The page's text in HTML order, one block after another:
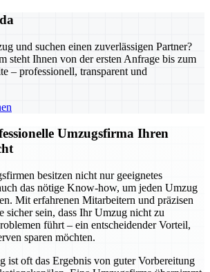
und suchen einen zuverlässigen Partner?
steht Ihnen von der ersten Anfrage bis zum
– professionell, transparent und
Umzugsfirma Ihren
besitzen nicht nur geeignetes
das nötige Know-how, um jeden Umzug
Mit erfahrenen Mitarbeitern und präzisen
sicher sein, dass Ihr Umzug nicht zu
führt – ein entscheidender Vorteil,
sparen möchten.
ist oft das Ergebnis von guter Vorbereitung